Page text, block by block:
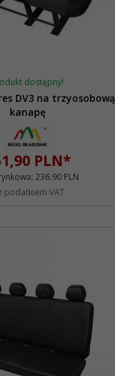
dostępny!
DV3 na trzyosobową
kanapę
90 PLN*
236.90 PLN
podatkiem VAT